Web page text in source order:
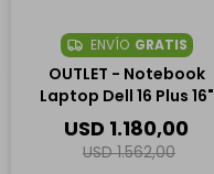
ENVÍO GRATIS
OUTLET - Notebook
Laptop Dell 16 Plus 16"
FHD Táctil, Intel Core
Ultra 9 288V, 32GB RAM,
1TB SSD
USD 1.180,00
USD 1.562,00